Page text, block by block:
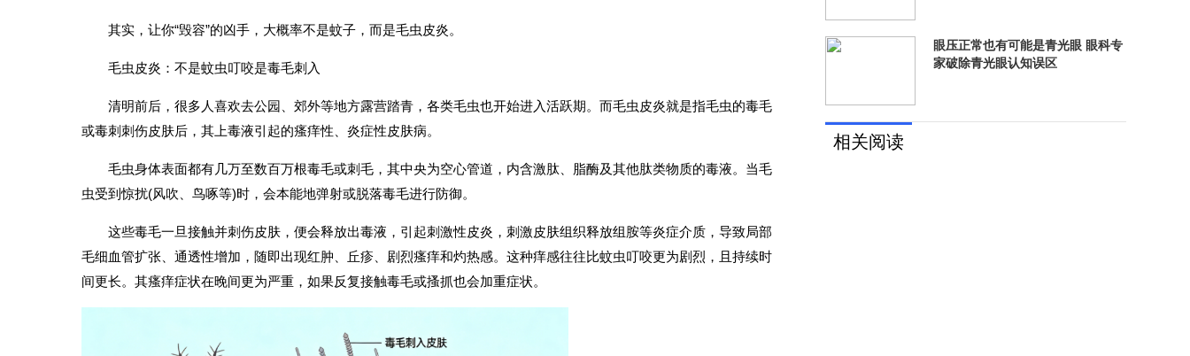
其实，让你“毁容”的凶手，大概率不是蚊子，而是毛虫皮炎。
毛虫皮炎：不是蚊虫叮咬是毒毛刺入
清明前后，很多人喜欢去公园、郊外等地方露营踏青，各类毛虫也开始进入活跃期。而毛虫皮炎就是指毛虫的毒毛
或毒刺刺伤皮肤后，其上毒液引起的瘙痒性、炎症性皮肤病。
毛虫身体表面都有几万至数百万根毒毛或刺毛，其中央为空心管道，内含激肽、脂酶及其他肽类物质的毒液。当毛
虫受到惊扰(风吹、鸟啄等)时，会本能地弹射或脱落毒毛进行防御。
这些毒毛一旦接触并刺伤皮肤，便会释放出毒液，引起刺激性皮炎，刺激皮肤组织释放组胺等炎症介质，导致局部
毛细血管扩张、通透性增加，随即出现红肿、丘疹、剧烈瘙痒和灼热感。这种痒感往往比蚊虫叮咬更为剧烈，且持续时
间更长。其瘙痒症状在晚间更为严重，如果反复接触毒毛或搔抓也会加重症状。
眼压正常也有可能是青光眼 眼科专
家破除青光眼认知误区
相关阅读